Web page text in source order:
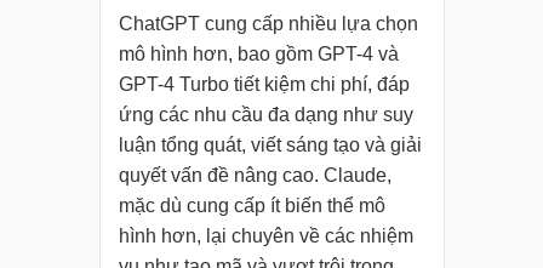
ChatGPT cung cấp nhiều lựa chọn
mô hình hơn, bao gồm GPT-4 và
GPT-4 Turbo tiết kiệm chi phí, đáp
ứng các nhu cầu đa dạng như suy
luận tổng quát, viết sáng tạo và giải
quyết vấn đề nâng cao. Claude,
mặc dù cung cấp ít biến thể mô
hình hơn, lại chuyên về các nhiệm